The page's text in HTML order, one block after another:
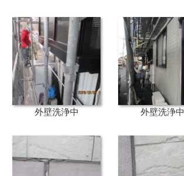
外壁洗浄中 外壁洗浄中